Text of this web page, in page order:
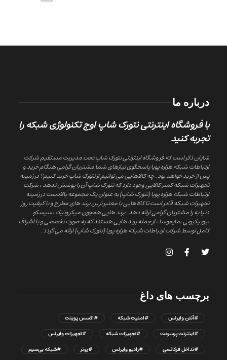
درباره ما
با فروشگاه اینترنتی نتورک شاپ اوج تکنولوژی شبکه را
تجربه کنید
شایان ذکر است که فروشگاه اینترنتی نتورک شاپ تحت مدیریت مستقیم شرکت
ارتباطات شبکه هزاره پویا پاسخگوی نیازهای شما مشتریان گرامی هنگام خرید و
پس از خرید خواهد بود . چه کالاهایی می توانیم از نتورک شاپ خرید کنیم؟ در زمینه
تجهیزات شبکه کمتر کالایی وجود دارد که نتورک شاپ آن را پوشش ندهد ، شرکت
ارتباطات شبکه هزاره پویا (نتورک شاپ) به عنوان یک مجموعه بالادست در زمینه
تجهیزات شبکه قادر است تا کالاهایی با معتبر ترین برند های مطرح و با کیفیت روز
دنیا به را مشتریان گرامی ارائه دهد . برند هایی همچون میکروتیک ،سیسکو
،یوبیکیوتی ،مایموسا ، از جمله برند هایی هستند که به صورت تخصصی و با اشراف
کامل توسط شرکت ارتباطات شبکه هزاره پویا (نتورک شاپ) ارائه می گردد .
برچسب های داغ
#آنتن وایرلس #امنیت شبکه
#اکسس پوینت
#اینترنت پرسرعت
#تجهیزات شبکه
#تجهیزات وایرلس
#تداخل فرکانسی
#رادیو وایرلس #روتر
#شبکه بی‌سیم